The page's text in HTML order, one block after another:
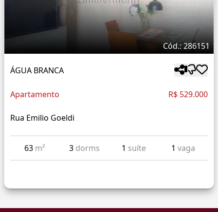
Cód.: 286151
ÁGUA BRANCA
Apartamento R$ 529.000
Rua Emilio Goeldi
63 m² 3 dorms 1 suíte 1 vaga